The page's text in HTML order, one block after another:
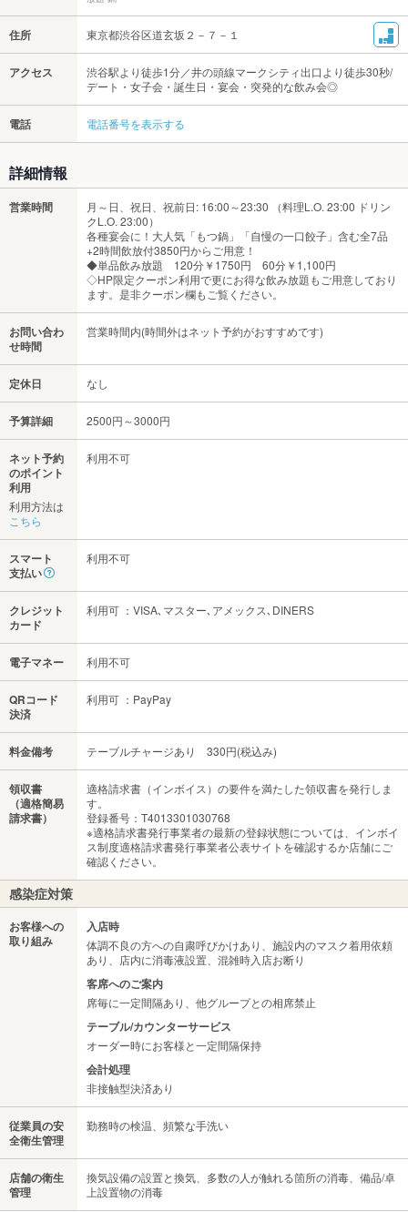
住所 東京都渋谷区道玄坂２－７－１
アクセス
渋谷駅より徒歩1分／井の頭線マークシティ出口より徒歩30秒/
デート・女子会・誕生日・宴会・突発的な飲み会◎
電話 電話番号を表示する
詳細情報
営業時間
月～日、祝日、祝前日: 16:00～23:30 （料理L.O. 23:00 ドリン
クL.O. 23:00）
各種宴会に！大人気「もつ鍋」「自慢の一口餃子」含む全7品
+2時間飲放付3850円からご用意！
◆単品飲み放題 120分￥1750円 60分￥1,100円
◇HP限定クーポン利用で更にお得な飲み放題もご用意しており
ます。是非クーポン欄もご覧ください。
お問い合わ
せ時間
営業時間内(時間外はネット予約がおすすめです)
定休日 なし
予算詳細 2500円～3000円
ネット予約
のポイント
利用
利用方法は
こちら
利用不可
スマート
支払い
利用不可
クレジット
カード
利用可 ：VISA､マスター､アメックス､DINERS
電子マネー 利用不可
QRコード
決済
利用可 ：PayPay
料金備考 テーブルチャージあり 330円(税込み)
領収書
（適格簡易
請求書）
適格請求書（インボイス）の要件を満たした領収書を発行しま
す。
登録番号：T4013301030768
※適格請求書発行事業者の最新の登録状態については、インボイ
ス制度適格請求書発行事業者公表サイトを確認するか店舗にご
確認ください。
感染症対策
お客様への
取り組み
入店時
体調不良の方への自粛呼びかけあり、施設内のマスク着用依頼
あり、店内に消毒液設置、混雑時入店お断り
客席へのご案内
席毎に一定間隔あり、他グループとの相席禁止
テーブル/カウンターサービス
オーダー時にお客様と一定間隔保持
会計処理
非接触型決済あり
従業員の安
全衛生管理
勤務時の検温、頻繁な手洗い
店舗の衛生
管理
換気設備の設置と換気、多数の人が触れる箇所の消毒、備品/卓
上設置物の消毒